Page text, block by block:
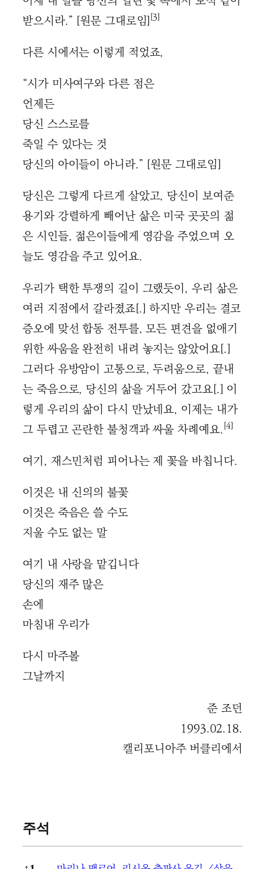
받으시라.” [원문 그대로임][3]
다른 시에서는 이렇게 적었죠,
“시가 미사여구와 다른 점은
언제든
당신 스스로를
죽일 수 있다는 것
당신의 아이들이 아니라.” [원문 그대로임]
당신은 그렇게 다르게 살았고, 당신이 보여준
용기와 강렬하게 빼어난 삶은 미국 곳곳의 젊
은 시인들, 젊은이들에게 영감을 주었으며 오
늘도 영감을 주고 있어요.
우리가 택한 투쟁의 길이 그랬듯이, 우리 삶은
여러 지점에서 갈라졌죠[.] 하지만 우리는 결코
증오에 맞선 합동 전투를, 모든 편견을 없애기
위한 싸움을 완전히 내려 놓지는 않았어요[.]
그러다 유방암이 고통으로, 두려움으로, 끝내
는 죽음으로, 당신의 삶을 거두어 갔고요[.] 이
렇게 우리의 삶이 다시 만났네요, 이제는 내가
그 두렵고 곤란한 불청객과 싸울 차례예요.[4]
여기, 재스민처럼 피어나는 제 꽃을 바칩니다.
이것은 내 신의의 불꽃
이것은 죽음은 쓸 수도
지울 수도 없는 말
여기 내 사랑을 맡깁니다
당신의 재주 많은
손에
마침내 우리가
다시 마주볼
그날까지
준 조던
1993.02.18.
캘리포니아주 버클리에서
주석
주석